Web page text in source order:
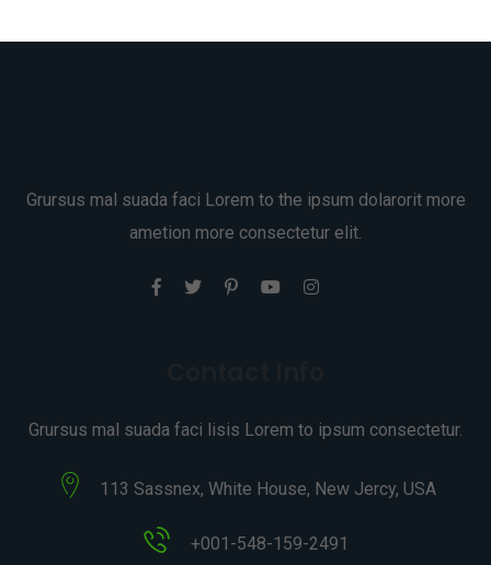
Grursus mal suada faci Lorem to the ipsum dolarorit more
ametion more consectetur elit.
Grursus mal suada faci lisis Lorem to ipsum consectetur.
113 Sassnex, White House, New Jercy, USA
+001-548-159-2491